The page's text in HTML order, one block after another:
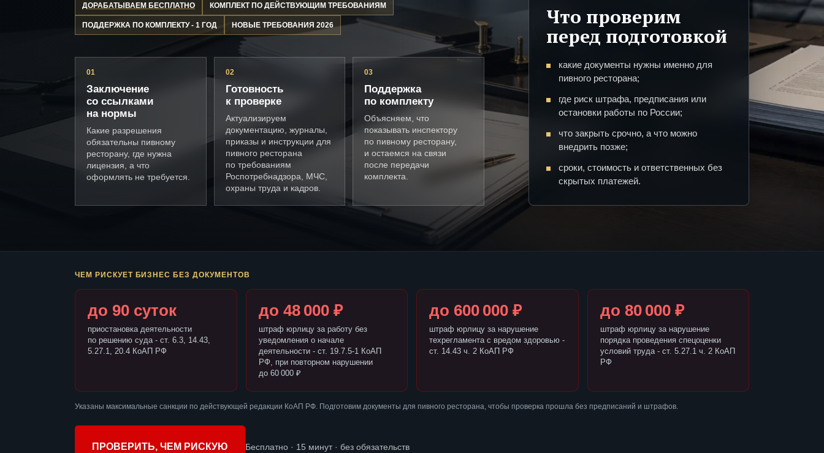
ДОРАБАТЫВАЕМ БЕСПЛАТНО КОМПЛЕКТ ПО ДЕЙСТВУЮЩИМ ТРЕБОВАНИЯМ
ПОДДЕРЖКА ПО КОМПЛЕКТУ - 1 ГОД НОВЫЕ ТРЕБОВАНИЯ 2026
01
Заключение
со ссылками
на нормы
Какие разрешения
обязательны пивному
ресторану, где нужна
лицензия, а что
оформлять не требуется.
02
Готовность
к проверке
Актуализируем
документацию, журналы,
приказы и инструкции для
пивного ресторана
по требованиям
Роспотребнадзора, МЧС,
охраны труда и кадров.
03
Поддержка
по комплекту
Объясняем, что
показывать инспектору
по пивному ресторану,
и остаемся на связи
после передачи
комплекта.
Что проверим
перед подготовкой
какие документы нужны именно для
пивного ресторана;
где риск штрафа, предписания или
остановки работы по России;
что закрыть срочно, а что можно
внедрить позже;
сроки, стоимость и ответственных без
скрытых платежей.
ЧЕМ РИСКУЕТ БИЗНЕС БЕЗ ДОКУМЕНТОВ
до 90 суток
приостановка деятельности
по решению суда - ст. 6.3, 14.43,
5.27.1, 20.4 КоАП РФ
до 48 000 ₽
штраф юрлицу за работу без
уведомления о начале
деятельности - ст. 19.7.5-1 КоАП
РФ, при повторном нарушении
до 60 000 ₽
до 600 000 ₽
штраф юрлицу за нарушение
техрегламента с вредом здоровью -
ст. 14.43 ч. 2 КоАП РФ
до 80 000 ₽
штраф юрлицу за нарушение
порядка проведения спецоценки
условий труда - ст. 5.27.1 ч. 2 КоАП
РФ
Указаны максимальные санкции по действующей редакции КоАП РФ. Подготовим документы для пивного ресторана, чтобы проверка прошла без предписаний и штрафов.
ПРОВЕРИТЬ, ЧЕМ РИСКУЮ Бесплатно · 15 минут · без обязательств